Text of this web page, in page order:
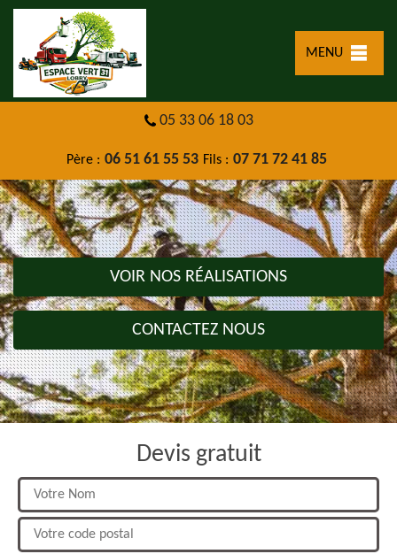
MENU
05 33 06 18 03
Père : 06 51 61 55 53 Fils : 07 71 72 41 85
VOIR NOS RÉALISATIONS
CONTACTEZ NOUS
Devis gratuit